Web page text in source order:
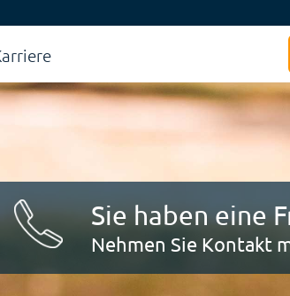
Sie haben eine
Nehmen Sie Kontakt